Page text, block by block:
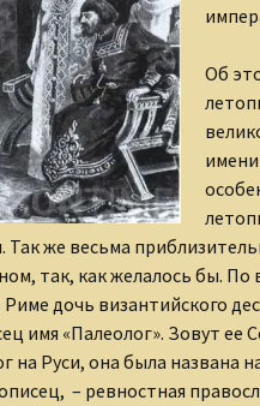
Об
Так же весьма
так, как желалось бы.
дочь византийского
имя «Палеолог». Зовут ее
на Руси, она была названа
– ревностная